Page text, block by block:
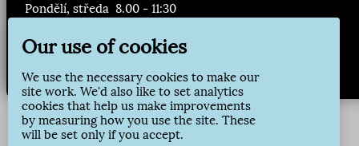
Pondělí, středa 8.00 - 11:30
Přihlásit odběr
Our use of cookies
We use the necessary cookies to make our
site work. We'd also like to set analytics
cookies that help us make improvements
by measuring how you use the site. These
will be set only if you accept.